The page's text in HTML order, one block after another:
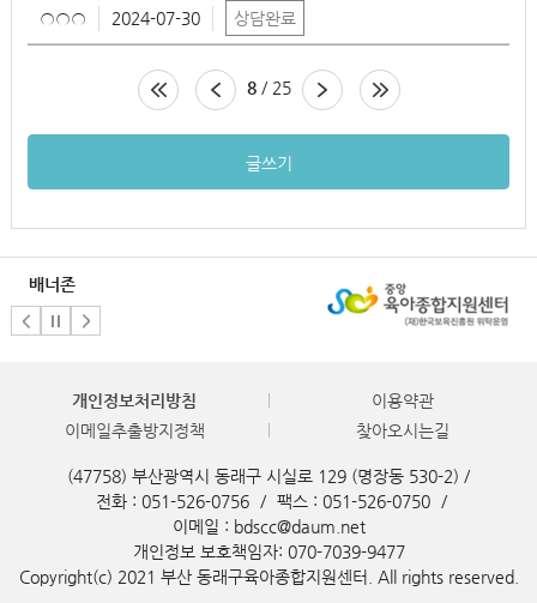
○○○
2024-07-30 상담완료
8/ 25
글쓰기
배너존
개인정보처리방침
이용약관
이메일추출방지정책
찾아오시는길
(47758) 부산광역시 동래구 시실로 129 (명장동 530-2) /
전화 : 051-526-0756
/ 팩스 : 051-526-0750
/
이메일 : bdscc@daum.net
개인정보 보호책임자: 070-7039-9477
Copyright(c) 2021 부산 동래구육아종합지원센터. All rights reserved.